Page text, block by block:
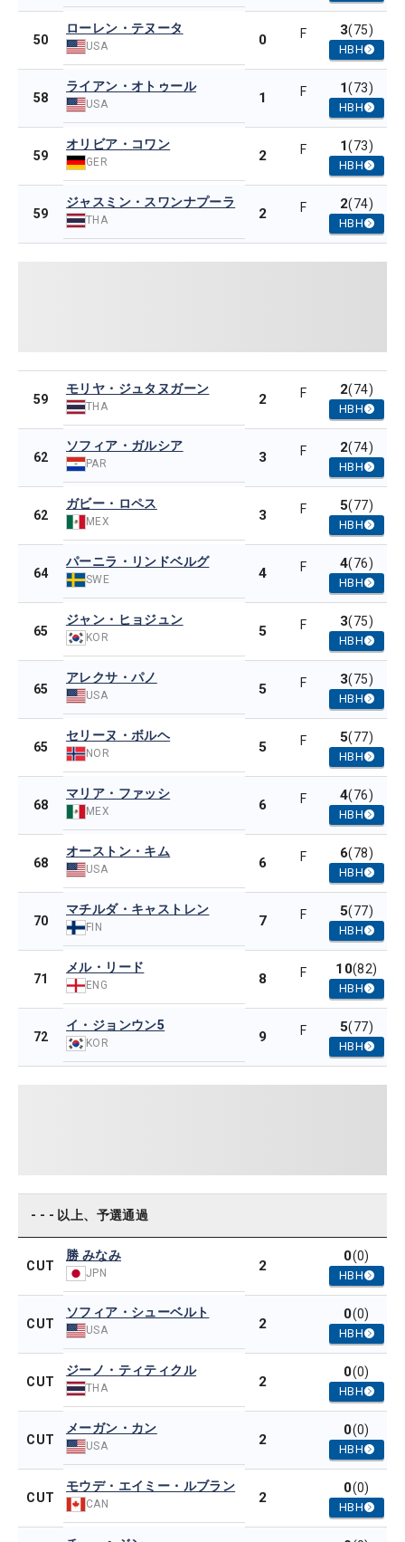
50
ローレン・テヌータ
USA 0 F 3(75)
HBH
58
ライアン・オトゥール
USA 1 F 1(73)
HBH
59
オリビア・コワン
GER 2 F 1(73)
HBH
59
ジャスミン・スワンナプーラ
THA 2 F 2(74)
HBH
59
モリヤ・ジュタヌガーン
THA 2 F 2(74)
HBH
62
ソフィア・ガルシア
PAR 3 F 2(74)
HBH
62
ガビー・ロペス
MEX 3 F 5(77)
HBH
64
パーニラ・リンドベルグ
SWE 4 F 4(76)
HBH
65
ジャン・ヒョジュン
KOR 5 F 3(75)
HBH
65
アレクサ・パノ
USA 5 F 3(75)
HBH
65
セリーヌ・ボルヘ
NOR 5 F 5(77)
HBH
68
マリア・ファッシ
MEX 6 F 4(76)
HBH
68
オーストン・キム
USA 6 F 6(78)
HBH
70
マチルダ・キャストレン
FIN 7 F 5(77)
HBH
71
メル・リード
ENG 8 F 10(82)
HBH
72
イ・ジョンウン5
KOR 9 F 5(77)
HBH
- - - 以上、予選通過
CUT
勝 みなみ
JPN 2
0(0)
HBH
CUT
ソフィア・シューベルト
USA 2
0(0)
HBH
CUT
ジーノ・ティティクル
THA 2
0(0)
HBH
CUT
メーガン・カン
USA 2
0(0)
HBH
CUT
モウデ・エイミー・ルブラン
CAN 2
0(0)
HBH